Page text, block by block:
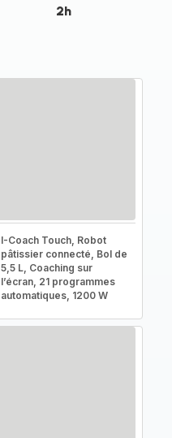
2h
I-Coach Touch, Robot
pâtissier connecté, Bol de
5,5 L, Coaching sur
l’écran, 21 programmes
automatiques, 1200 W